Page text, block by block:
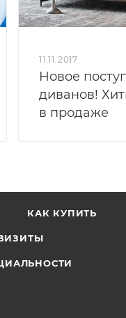
11.11.2017
Новое
диванов!
в продаже
КАК КУПИТЬ